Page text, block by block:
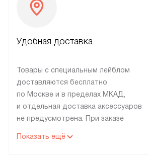
Удобная доставка
Товары с специальным лейблом
доставляются бесплатно
по Москве и в пределах МКАД,
и отдельная доставка аксессуаров
не предусмотрена. При заказе
рекомендуем обсудить
Показать ещё